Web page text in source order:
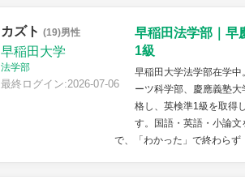
カズト (19)男性
早稲田大学
法学部
最終ログイン:2026-07-06
早稲田法学部｜早
1級
早稲田大学法学部在学
ーツ科学部、慶應義塾
格し、英検準1級を取得
す。国語・英語・小論
で、「わかった」で終わら